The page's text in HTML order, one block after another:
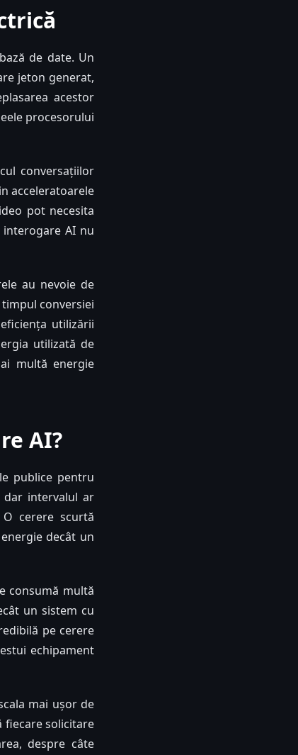
de date. Un
jeton generat,
acestor
procesorului
conversațiilor
acceleratoarele
pot necesita
AI nu
au nevoie de
conversiei
utilizării
utilizată de
multă energie
AI?
publice pentru
dar intervalul ar
cerere scurtă
decât un
consumă multă
un sistem cu
pe cerere
echipament
mai ușor de
fiecare solicitare
despre câte